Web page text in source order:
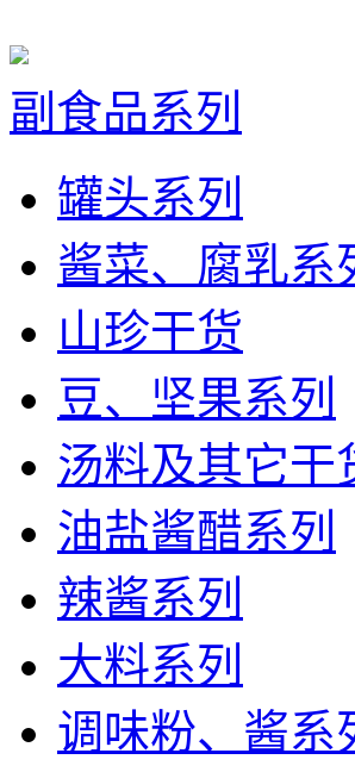
副食品系列
罐头系列
酱菜、腐乳系
山珍干货
豆、坚果系列
汤料及其它干
油盐酱醋系列
辣酱系列
大料系列
调味粉、酱系